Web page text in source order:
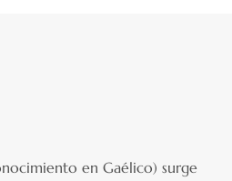
en Gaélico) surge